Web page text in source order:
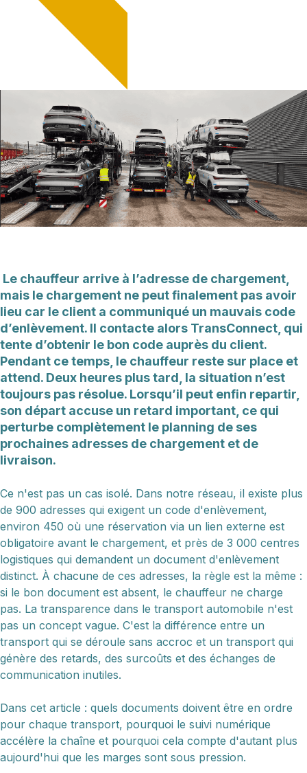
Le chauffeur arrive à l’adresse de chargement,
mais le chargement ne peut finalement pas avoir
lieu car le client a communiqué un mauvais code
d’enlèvement. Il contacte alors TransConnect, qui
tente d’obtenir le bon code auprès du client.
Pendant ce temps, le chauffeur reste sur place et
attend. Deux heures plus tard, la situation n’est
toujours pas résolue. Lorsqu’il peut enfin repartir,
son départ accuse un retard important, ce qui
perturbe complètement le planning de ses
prochaines adresses de chargement et de
livraison.
Ce n'est pas un cas isolé. Dans notre réseau, il existe plus
de 900 adresses qui exigent un code d'enlèvement,
environ 450 où une réservation via un lien externe est
obligatoire avant le chargement, et près de 3 000 centres
logistiques qui demandent un document d'enlèvement
distinct. À chacune de ces adresses, la règle est la même :
si le bon document est absent, le chauffeur ne charge
pas. La transparence dans le transport automobile n'est
pas un concept vague. C'est la différence entre un
transport qui se déroule sans accroc et un transport qui
génère des retards, des surcoûts et des échanges de
communication inutiles.
Dans cet article : quels documents doivent être en ordre
pour chaque transport, pourquoi le suivi numérique
accélère la chaîne et pourquoi cela compte d'autant plus
aujourd'hui que les marges sont sous pression.